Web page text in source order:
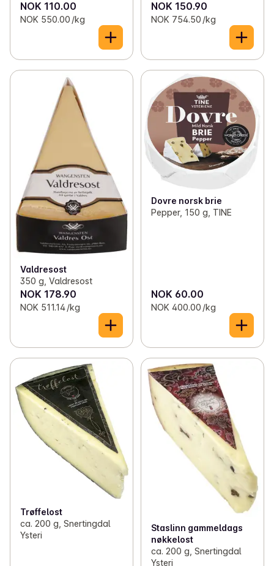
NOK 110.00
NOK 550.00 /kg
NOK 150.90
NOK 754.50 /kg
Valdresost
350 g, Valdresost
NOK 178.90
NOK 511.14 /kg
Dovre norsk brie
Pepper, 150 g, TINE
NOK 60.00
NOK 400.00 /kg
Trøffelost
ca. 200 g, Snertingdal
Ysteri
Staslinn gammeldags
nøkkelost
ca. 200 g, Snertingdal
Ysteri